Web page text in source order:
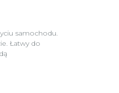
samochodu.
Łatwy do